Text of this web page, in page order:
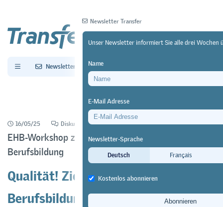
Newsletter Archiv
16/05/25 Diskussion https://doi.org/10.64829/12903
EHB-Workshop zu den Herausforderungen der
Berufsbildung
Qualität! Ziel oder Slogan für die
Berufsbildung?
Newsletter Transfer
Unser Newsletter informiert Sie alle drei Wochen
Name
E-Mail Adresse
Newsletter-Sprache
Deutsch
Français
Kostenlos abonnieren